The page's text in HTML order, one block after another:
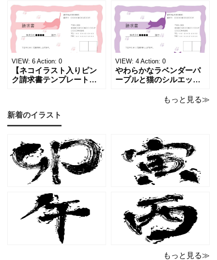
チックな請求書雛形で
す。パステルピンクやラ
ベンダーの色彩がやわら
かな質感を生み出し、受
け取った相手の心をくす
ぐる特別な仕上がりとな
っています。 ハンドメイ
ド雑貨、コスメブラン
感あふれるライトブルー
背景に、ジュエルモチー
フを散りばめた煌びやか
な請求書素材です。清潔
感と高級感が同居するデ
ザインは、クライアント
に信頼感と華やかな印象
を同時に届けます
VIEW: 6 Action: 0
【ネコイラスト入りピン
ク請求書テンプレート
ーの猫デザイン請求書雛
形です。波打ちフレーム
シルエットや小さな肉球
モチーフが、ビジネス文
書にさりげない
VIEW: 4 Action: 0
やわらかなラベンダーパ
ープルと猫のシルエット
おしゃれな請求書フォー
出したいときにも活躍し
ます。 猫カフェやトリミ
ングサロン
もっと見る≫
新着のイラスト
もっと見る≫